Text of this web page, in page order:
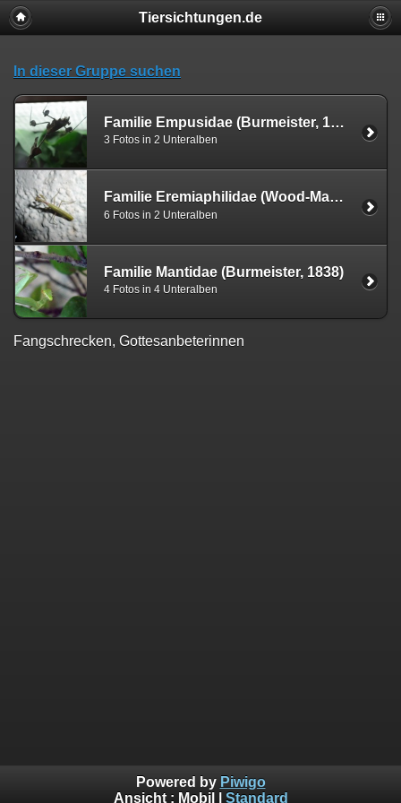
Tiersichtungen.de
In dieser Gruppe suchen
Familie Empusidae (Burmeister, 1838)
3 Fotos in 2 Unteralben
Familie Eremiaphilidae (Wood-Mason, 1889)
6 Fotos in 2 Unteralben
Familie Mantidae (Burmeister, 1838)
4 Fotos in 4 Unteralben
Fangschrecken, Gottesanbeterinnen
Powered by Piwigo
Ansicht : Mobil Standard